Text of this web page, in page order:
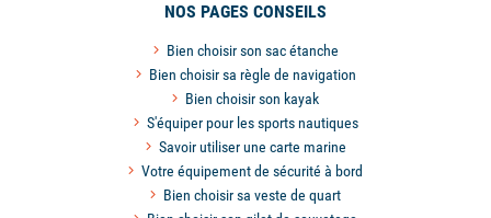
NOS PAGES CONSEILS
Bien choisir son sac étanche
Bien choisir sa règle de navigation
Bien choisir son kayak
S'équiper pour les sports nautiques
Savoir utiliser une carte marine
Votre équipement de sécurité à bord
Bien choisir sa veste de quart